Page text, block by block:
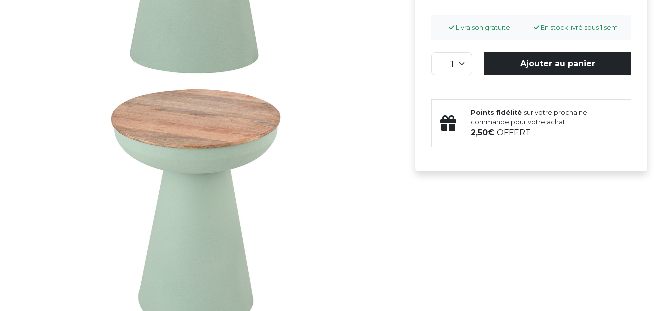
Livraison gratuite En stock livré sous 1 sem
Ajouter au panier
Points fidélité sur votre prochaine
commande pour votre achat
2,50OFFERT